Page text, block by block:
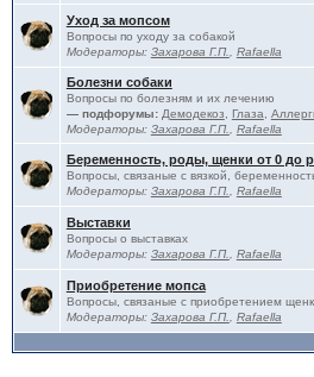
Уход за мопсом
Вопросы по уходу за собакой
Модераторы: Захарова Г.П. Rafaella
Болезни собаки
Вопросы по болезням и их лечению
— подфорумы: Демодекоз Глаза
Модераторы: Захарова Г.П. Rafaella
Беременность, роды, щенки от 0 до
Вопросы, связаные с вязкой,
Модераторы: Захарова Г.П. Rafaella
Выставки
Вопросы о выставках
Модераторы: Захарова Г.П. Rafaella
Приобретение мопса
Вопросы, связаные с приобретением
Модераторы: Захарова Г.П. Rafaella